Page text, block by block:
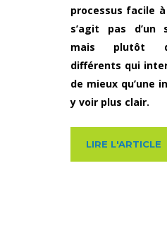
processus facile
s’agit pas d’un
mais plutôt
différents qui
de mieux qu’une
y voir plus clair.
LIRE L'ARTICLE